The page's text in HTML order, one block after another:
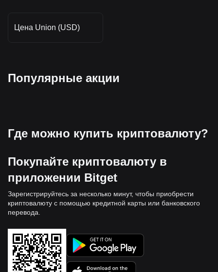
Цена Union (USD)
Популярные акции
Где можно купить криптовалюту?
Покупайте криптовалюту в
приложении Bitget
Зарегистрируйтесь за несколько минут, чтобы приобрести
криптовалюту с помощью кредитной карты или банковского
перевода.